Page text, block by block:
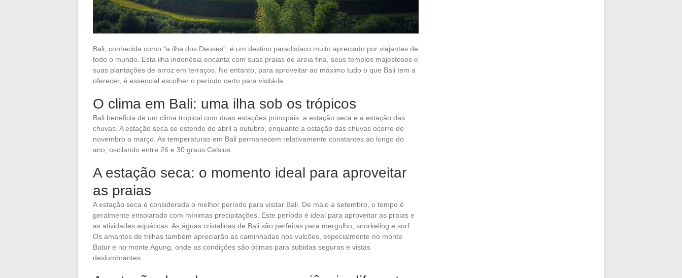
Bali, conhecida como “a ilha dos Deuses”, é um destino paradisíaco muito apreciado por viajantes de
todo o mundo. Esta ilha indonésia encanta com suas praias de areia fina, seus templos majestosos e
suas plantações de arroz em terraços. No entanto, para aproveitar ao máximo tudo o que Bali tem a
oferecer, é essencial escolher o período certo para visitá-la.
O clima em Bali: uma ilha sob os trópicos
Bali beneficia de um clima tropical com duas estações principais: a estação seca e a estação das
chuvas. A estação seca se estende de abril a outubro, enquanto a estação das chuvas ocorre de
novembro a março. As temperaturas em Bali permanecem relativamente constantes ao longo do
ano, oscilando entre 26 e 30 graus Celsius.
A estação seca: o momento ideal para aproveitar
as praias
A estação seca é considerada o melhor período para visitar Bali. De maio a setembro, o tempo é
geralmente ensolarado com mínimas precipitações. Este período é ideal para aproveitar as praias e
as atividades aquáticas. As águas cristalinas de Bali são perfeitas para mergulho, snorkeling e surf.
Os amantes de trilhas também apreciarão as caminhadas nos vulcões, especialmente no monte
Batur e no monte Agung, onde as condições são ótimas para subidas seguras e vistas
deslumbrantes.